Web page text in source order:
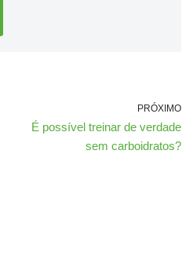
PRÓXIMO
É possível treinar de verdade
sem carboidratos?